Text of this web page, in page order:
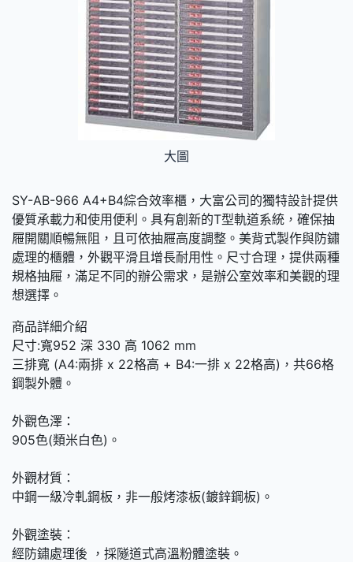
大圖
SY-AB-966 A4+B4綜合效率櫃，大富公司的獨特設計提供
優質承載力和使用便利。具有創新的T型軌道系統，確保抽
屜開關順暢無阻，且可依抽屜高度調整。美背式製作與防鏽
處理的櫃體，外觀平滑且增長耐用性。尺寸合理，提供兩種
規格抽屜，滿足不同的辦公需求，是辦公室效率和美觀的理
想選擇。
商品詳細介紹
尺寸:寬952 深 330 高 1062 mm
三排寬 (A4:兩排 x 22格高 + B4:一排 x 22格高)，共66格
鋼製外體。
外觀色澤：
905色(類米白色)。
外觀材質：
中鋼一級冷軋鋼板，非一般烤漆板(鍍鋅鋼板)。
外觀塗裝：
經防鏽處理後 ，採隧道式高溫粉體塗裝。